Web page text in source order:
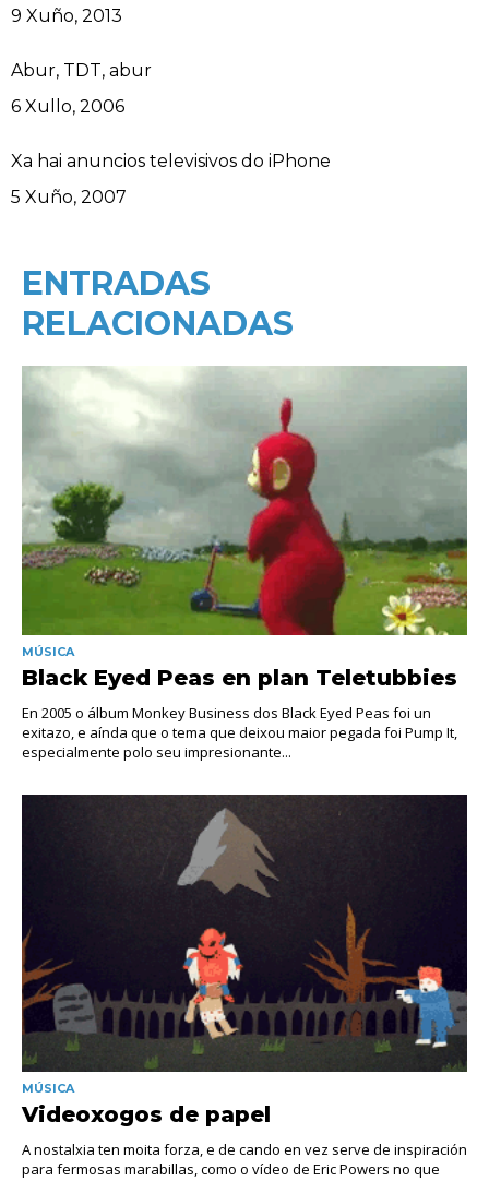
Data
9 Xuño, 2013
Abur, TDT, abur
Data
6 Xullo, 2006
Xa hai anuncios televisivos do iPhone
Data
5 Xuño, 2007
ENTRADAS
RELACIONADAS
MÚSICA
Black Eyed Peas en plan Teletubbies
En 2005 o álbum Monkey Business dos Black Eyed Peas foi un
exitazo, e aínda que o tema que deixou maior pegada foi Pump It,
especialmente polo seu impresionante...
MÚSICA
Videoxogos de papel
A nostalxia ten moita forza, e de cando en vez serve de inspiración
para fermosas marabillas, como o vídeo de Eric Powers no que